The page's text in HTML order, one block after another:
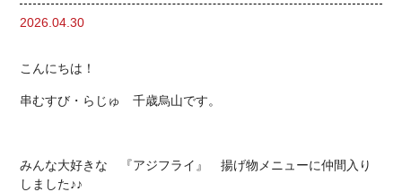
2026.04.30
こんにちは！
串むすび・らじゅ 千歳烏山です。
みんな大好きな 『アジフライ』 揚げ物メニューに仲間入り
しました♪♪